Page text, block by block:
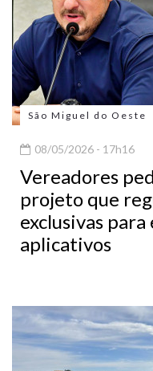
São Miguel do Oeste
08/05/2026 - 17h16
Vereadores
projeto que
exclusivas
aplicativos